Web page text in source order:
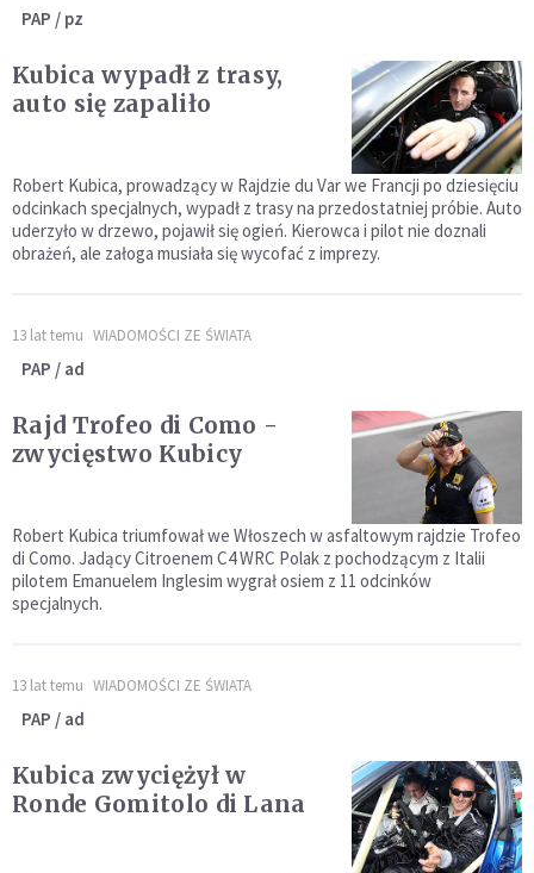
PAP / pz
Kubica wypadł z trasy,
auto się zapaliło
Robert Kubica, prowadzący w Rajdzie du Var we Francji po dziesięciu
odcinkach specjalnych, wypadł z trasy na przedostatniej próbie. Auto
uderzyło w drzewo, pojawił się ogień. Kierowca i pilot nie doznali
obrażeń, ale załoga musiała się wycofać z imprezy.
13 lat temu WIADOMOŚCI ZE ŚWIATA
PAP / ad
Rajd Trofeo di Como -
zwycięstwo Kubicy
Robert Kubica triumfował we Włoszech w asfaltowym rajdzie Trofeo
di Como. Jadący Citroenem C4 WRC Polak z pochodzącym z Italii
pilotem Emanuelem Inglesim wygrał osiem z 11 odcinków
specjalnych.
13 lat temu WIADOMOŚCI ZE ŚWIATA
PAP / ad
Kubica zwyciężył w
Ronde Gomitolo di Lana